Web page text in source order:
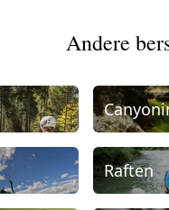
Andere
Raften